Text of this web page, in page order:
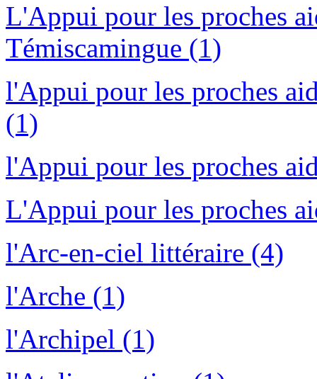
L'Appui pour les proches
Témiscamingue (1)
l'Appui pour les proches
(1)
l'Appui pour les proches
L'Appui pour les proches
l'Arc-en-ciel littéraire (4)
l'Arche (1)
l'Archipel (1)